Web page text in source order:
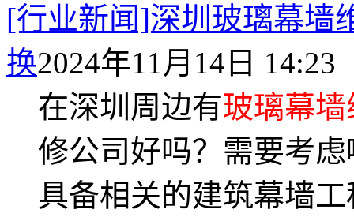
[行业新闻]深圳玻璃幕墙
换2024年11月14日 14:23
在深圳周边有玻璃幕
修公司好吗？需要考
具备相关的建筑幕墙